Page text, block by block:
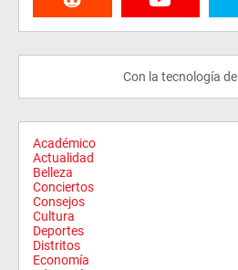
Con la tecnología de
Académico
Actualidad
Belleza
Conciertos
Consejos
Cultura
Deportes
Distritos
Economía